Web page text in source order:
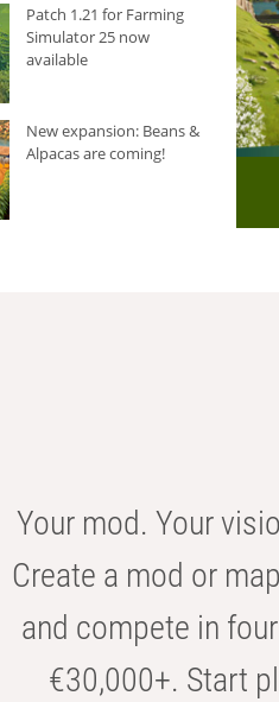
Patch 1.21 for Farming
Simulator 25 now
available
New expansion: Beans &
Alpacas are coming!
Your mod. Your
Create a mod or
and compete in
€30,000+. Start